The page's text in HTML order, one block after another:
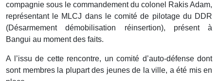
compagnie sous le commandement du colonel Rakis Adam,
représentant le MLCJ dans le comité de pilotage du DDR
(Désarmement démobilisation réinsertion), présent à
Bangui au moment des faits.
A l’issu de cette rencontre, un comité d’auto-défense dont
sont membres la plupart des jeunes de la ville, a été mis en